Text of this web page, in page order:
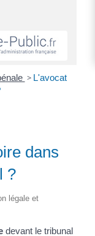
> L'avocat
dans
?
légale et
devant le tribunal